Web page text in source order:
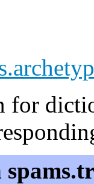
for